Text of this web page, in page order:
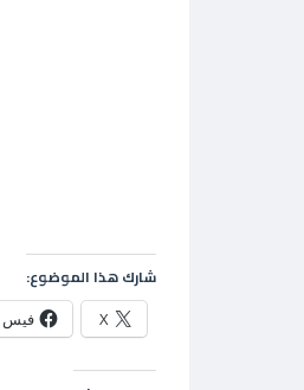
شارك هذا الموضوع:
X فيس